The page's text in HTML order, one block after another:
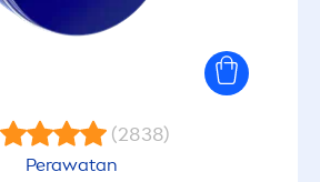
(2838)
Perawatan